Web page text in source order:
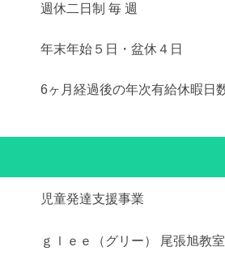
週休二日制 毎 週
年末年始５日・盆休４日
6ヶ月経過後の年次有給休暇日
児童発達支援事業
ｇｌｅｅ（グリー） 尾張旭教室